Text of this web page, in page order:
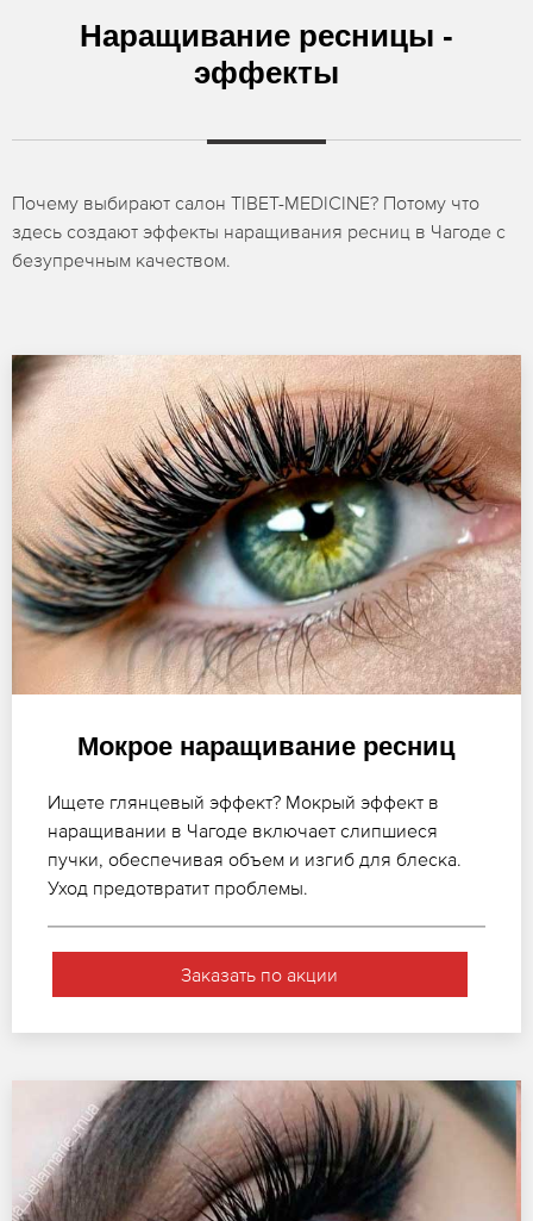
Наращивание ресницы -
эффекты
Почему выбирают салон TIBET-MEDICINE? Потому что
здесь создают эффекты наращивания ресниц в Чагоде с
безупречным качеством.
Мокрое наращивание ресниц
Ищете глянцевый эффект? Мокрый эффект в
наращивании в Чагоде включает слипшиеся
пучки, обеспечивая объем и изгиб для блеска.
Уход предотвратит проблемы.
Заказать по акции